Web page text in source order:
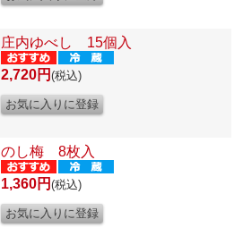
庄内ゆべし 15個入
2,720円 (税込)
のし梅 8枚入
1,360円 (税込)